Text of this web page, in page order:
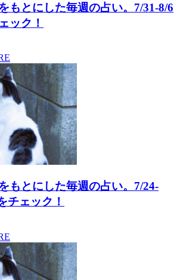
もとにした毎週の占い。7/31-8/6
ック！
もとにした毎週の占い。7/24-
チェック！